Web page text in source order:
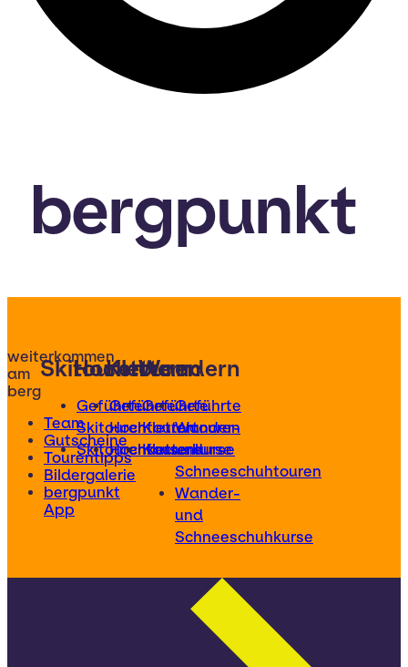
bergpunkt
weiterkommen
am
berg
Team
Gutscheine
Tourentipps
Bildergalerie
bergpunkt
App
Skitouren
Geführte
Skitouren
Skitourenkurse
Hochtouren
Geführte
Hochtouren
Hochtourenkurse
Klettern
Geführte
Klettertouren
Kletterkurse
Wandern
Geführte
Wander-
und
Schneeschuhtouren
Wander-
und
Schneeschuhkurse